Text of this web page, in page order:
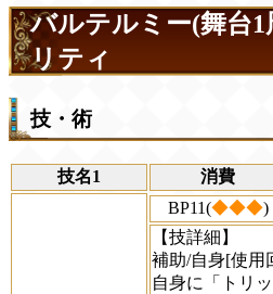
バルテルミー(舞台
リティ
技・術
技名1 消費
BP11(◆◆◆)
【技詳細】
補助/自身[使用
自身に「トリ